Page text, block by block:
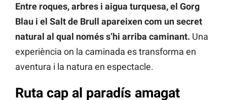
Entre roques, arbres i aigua turquesa, el Gorg
Blau i el Salt de Brull apareixen com un secret
natural al qual només s’hi arriba caminant. Una
experiència on la caminada es transforma en
aventura i la natura en espectacle.
Ruta cap al paradís amagat